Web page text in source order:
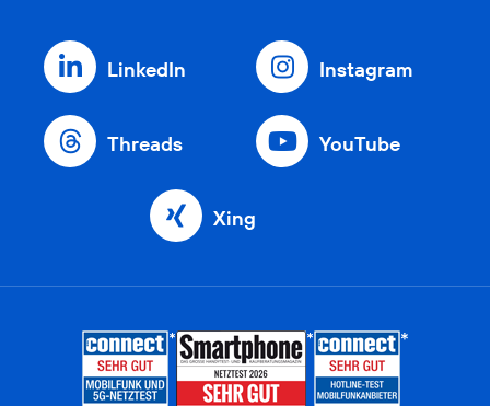
LinkedIn Instagram
Threads YouTube
Xing